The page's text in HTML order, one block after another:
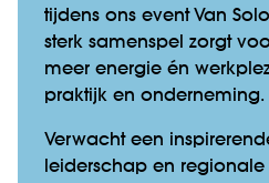
tijdens ons event Van
sterk samenspel zorgt
meer energie én
praktijk en onderneming.
Verwacht een
leiderschap en